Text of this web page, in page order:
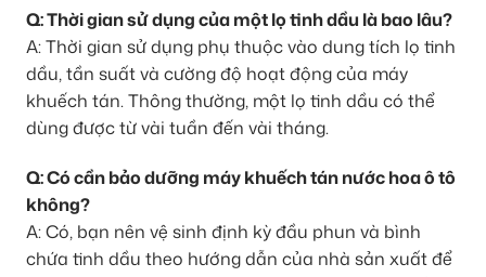
Q: Thời gian sử dụng của một lọ tinh dầu là bao lâu?
A: Thời gian sử dụng phụ thuộc vào dung tích lọ tinh
dầu, tần suất và cường độ hoạt động của máy
khuếch tán. Thông thường, một lọ tinh dầu có thể
dùng được từ vài tuần đến vài tháng.
Q: Có cần bảo dưỡng máy khuếch tán nước hoa ô tô
không?
A: Có, bạn nên vệ sinh định kỳ đầu phun và bình
chứa tinh dầu theo hướng dẫn của nhà sản xuất để